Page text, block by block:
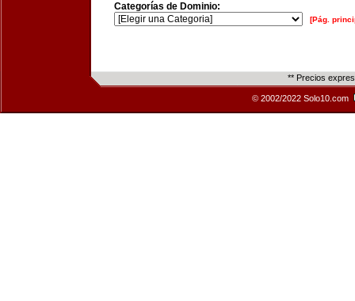
Categorías de Dominio:
[Pág.
** Precios
© 2002/2022 Solo10.com